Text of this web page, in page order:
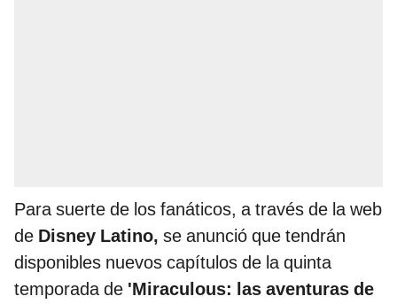
Para suerte de los fanáticos, a través de la web
de Disney Latino, se anunció que tendrán
disponibles nuevos capítulos de la quinta
temporada de 'Miraculous: las aventuras de